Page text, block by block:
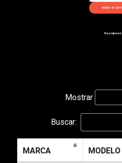
Descripcion:
Mostrar
Buscar:
MARCA MODELO